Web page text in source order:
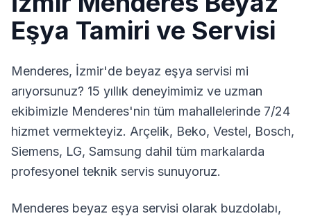
Eşya Tamiri ve Servisi
Menderes, İzmir'de beyaz eşya servisi mi
arıyorsunuz? 15 yıllık deneyimimiz ve uzman
ekibimizle Menderes'nin tüm mahallelerinde 7/24
hizmet vermekteyiz. Arçelik, Beko, Vestel, Bosch,
Siemens, LG, Samsung dahil tüm markalarda
profesyonel teknik servis sunuyoruz.
Menderes beyaz eşya servisi olarak buzdolabı,